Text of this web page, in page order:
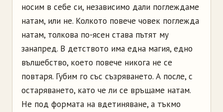
носим в себе си, независимо дали поглеждаме
натам, или не. Колкото повече човек поглежда
натам, толкова по-ясен става пътят му
занапред. В детството има една магия, едно
вълшебство, което повече никога не се
повтаря. Губим го със съзряването. А после, с
остаряването, като че ли се връщаме натам.
Не под формата на вдетиняване, а тъкмо